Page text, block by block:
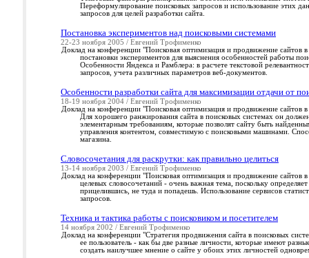
Переформулирование поисковых запросов и использование этих
запросов для целей разработки сайта.
Постановка экспериментов над поисковыми системами
22-23 ноября 2005 / Евгений Трофименко
Доклад на конференции "Поисковая оптимизация и продвижение сайтов
постановки экспериментов для выяснения особенностей работы
Особенности Яндекса и Рамблера: в расчете текстовой
запросов, учета различных параметров веб-документов.
Особенности разработки сайта для максимизации отдачи от
18-19 ноября 2004 / Евгений Трофименко
Доклад на конференции "Поисковая оптимизация и продвижение сайтов
Для хорошего ранжирования сайта в поисковых системах он
элементарным требованиям, которые позволят сайту быть
управления контентом, совместимую с поисковыми машинами.
магазина.
Словосочетания для раскрутки: как правильно целиться
13-14 ноября 2003 / Евгений Трофименко
Доклад на конференции "Поисковая оптимизация и продвижение сайтов
целевых словосочетаний - очень важная тема, поскольку
прицелившись, не туда и попадешь. Использование сервисов
запросов.
Техника и тактика работы с поисковиком и посетителем
14 ноября 2002 / Евгений Трофименко
Доклад на конференции "Стратегия продвижения сайта в поисковых
ее пользователь - как бы две разные личности, которые имеют
создать наилучшее мнение о сайте у обоих этих личностей